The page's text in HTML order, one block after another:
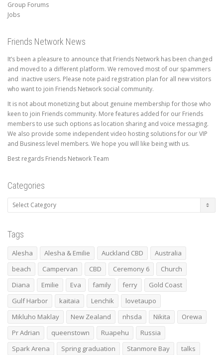
Group Forums
Jobs
Friends Network News
It’s been a pleasure to announce that Friends Network has been changed
and moved to a different platform. We removed most of our spammers
and inactive users. Please note paid registration plan for all new visitors
who want to join Friends Network social community.
It is not about monetizing but about genuine membership for those who
keen to join Friends community. More features added for our Friends
members to use such options as location sharing and voice messaging.
We also provide some independent video hosting solutions for our VIP
and Business level members. We hope you will like being with us.
Best regards Friends Network Team
Categories
Categories
Tags
Alesha Alesha & Emilie Auckland CBD
Australia
beach
Campervan CBD Ceremony 6
Church
Diana
Emilie Eva family ferry
Gold Coast
Gulf Harbor
kaitaia Lenchik
lovetaupo
Mikluho Maklay
New Zealand nhsda Nikita
Orewa
Pr Adrian
queenstown Ruapehu
Russia
Spark Arena
Spring graduation Stanmore Bay
talks